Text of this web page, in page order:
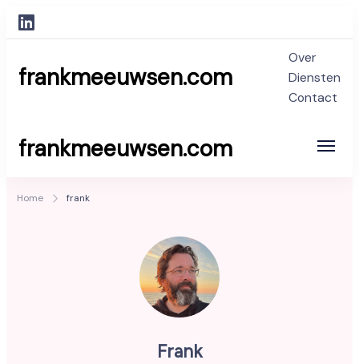
frankmeeuwsen.com
Over
Diensten
Contact
frankmeeuwsen.com
Home frank
Frank